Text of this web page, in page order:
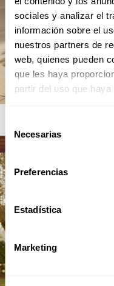
sociales y analizar el
información sobre el
nuestros partners de
web, quienes pueden
que les haya
partir del uso que
de
consentimiento
Necesarias
Preferencias
Estadística
Marketing